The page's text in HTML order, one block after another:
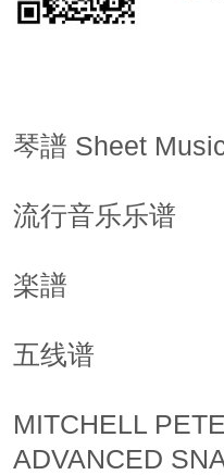
琴譜 Sheet
流行音乐乐谱
楽譜
五线谱
MITCHELL
ADVANCED